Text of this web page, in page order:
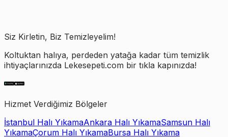
Siz Kirletin, Biz Temizleyelim!
Koltuktan halıya, perdeden yatağa kadar tüm temizlik
ihtiyaçlarınızda Lekesepeti.com bir tıkla kapınızda!
Hizmet Verdiğimiz Bölgeler
İstanbul Halı YıkamaAnkara Halı YıkamaSamsun Halı
YıkamaÇorum Halı YıkamaBursa Halı Yıkama